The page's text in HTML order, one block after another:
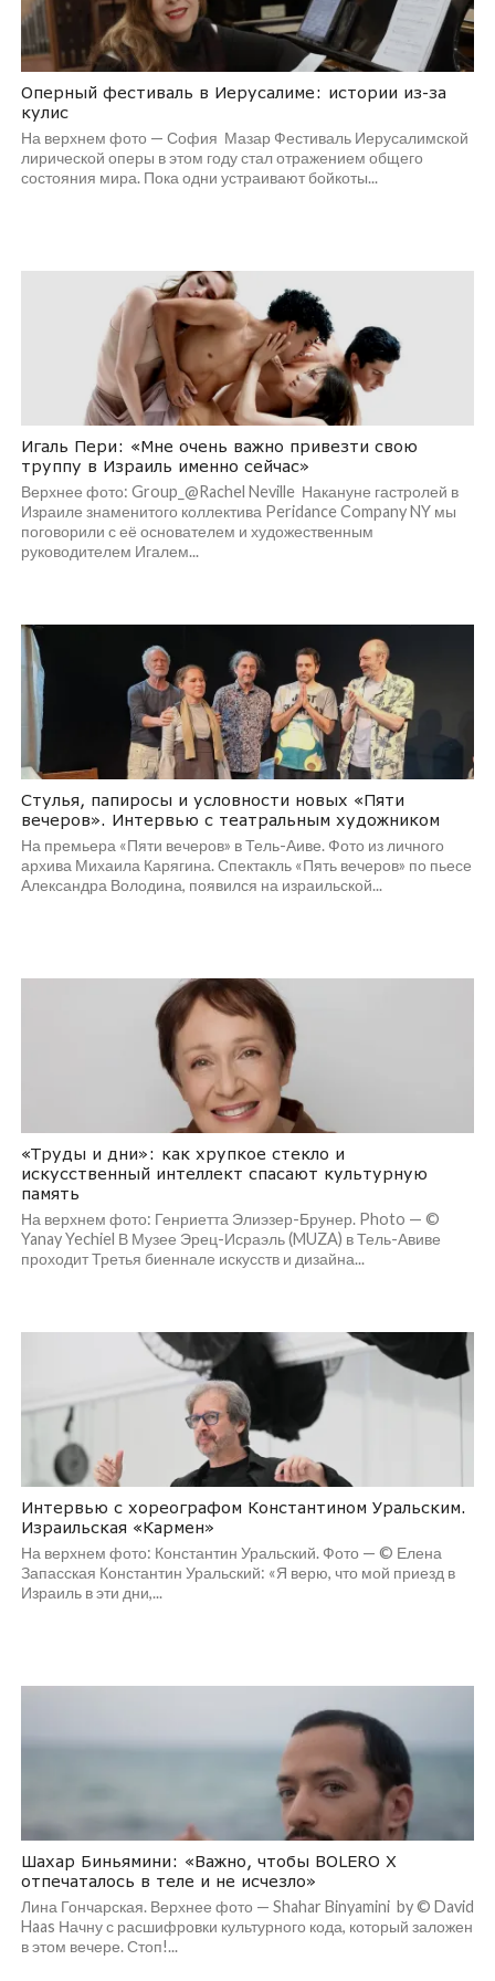
Оперный фестиваль в Иерусалиме: истории из-за
кулис
На верхнем фото — София Мазар Фестиваль Иерусалимской
лирической оперы в этом году стал отражением общего
состояния мира. Пока одни устраивают бойкоты...
Игаль Пери: «Мне очень важно привезти свою
труппу в Израиль именно сейчас»
Верхнее фото: Group_@Rachel Neville Накануне гастролей в
Израиле знаменитого коллектива Peridance Company NY мы
поговорили с её основателем и художественным
руководителем Игалем...
Стулья, папиросы и условности новых «Пяти
вечеров». Интервью с театральным художником
На премьера «Пяти вечеров» в Тель-Аиве. Фото из личного
архива Михаила Карягина. Спектакль «Пять вечеров» по пьесе
Александра Володина, появился на израильской...
«Труды и дни»: как хрупкое стекло и
искусственный интеллект спасают культурную
память
На верхнем фото: Генриетта Элиэзер-Брунер. Photo — ©
Yanay Yechiel В Музее Эрец-Исраэль (MUZA) в Тель-Авиве
проходит Третья биеннале искусств и дизайна...
Интервью с хореографом Константином Уральским.
Израильская «Кармен»
На верхнем фото: Константин Уральский. Фото — © Елена
Запасская Константин Уральский: «Я верю, что мой приезд в
Израиль в эти дни,...
Шахар Биньямини: «Важно, чтобы BOLERO X
отпечаталось в теле и не исчезло»
Лина Гончарская. Верхнее фото — Shahar Binyamini by © David
Haas Начну с расшифровки культурного кода, который заложен
в этом вечере. Стоп!...